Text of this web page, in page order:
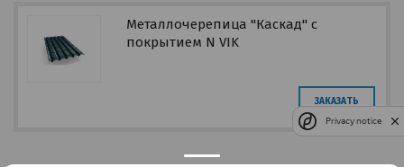
Металлочерепица "Каскад" с
покрытием N VIK
ЗАКАЗАТЬ
Privacy notice